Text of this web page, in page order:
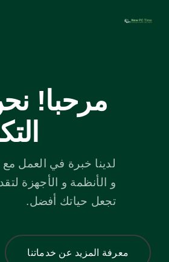
مرحبا!
لدينا خبرة في العمل
و الأنظمة و الأجهزة
تجعل حياتك أفضل.
معرفة المزيد عن خدماتنا